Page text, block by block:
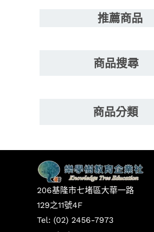
推薦商品
商品搜尋
商品分類
206基隆市七堵區大華一路
129之11號4F
Tel: (02) 2456-7973